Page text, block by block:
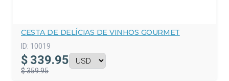
CESTA DE DELÍCIAS DE VINHOS GOURMET
ID: 10019
$ 339.95
$ 359.95